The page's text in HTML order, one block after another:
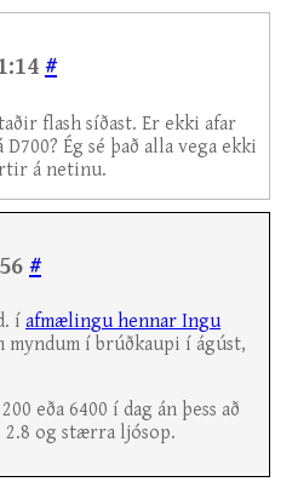
#
flash síðast. Er ekki afar
Ég sé það alla vega ekki
á netinu.
#
í afmælingu hennar Ingu
myndum í brúðkaupi í ágúst,
eða 6400 í dag án þess að
2.8 og stærra ljósop.